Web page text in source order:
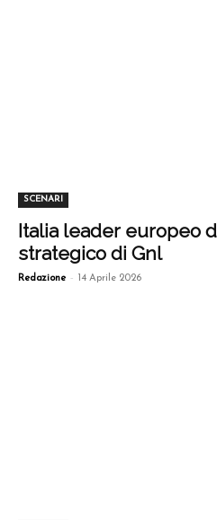
SCENARI
Italia leader europeo
strategico di Gnl
Redazione - 14 Aprile 2026